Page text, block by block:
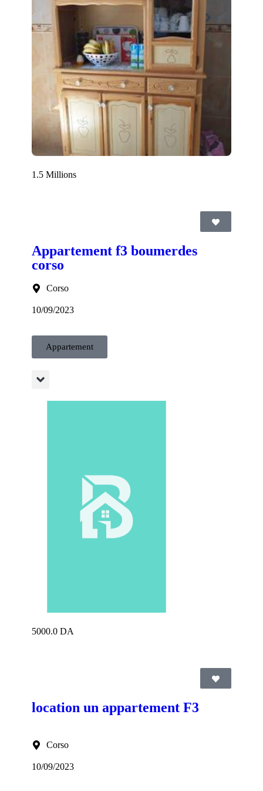
1.5 Millions
Appartement f3 boumerdes
corso
Corso
10/09/2023
Appartement
5000.0 DA
location un appartement F3
Corso
10/09/2023